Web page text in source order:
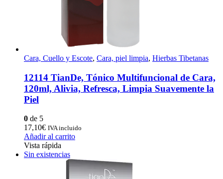
Cara, Cuello y Escote, Cara, piel limpia, Hierbas Tibetanas
12114 TianDe, Tónico Multifuncional de Cara,
120ml, Alivia, Refresca, Limpia Suavemente la
Piel
0 de 5
17,10€ IVA incluido
Añadir al carrito
Vista rápida
Sin existencias